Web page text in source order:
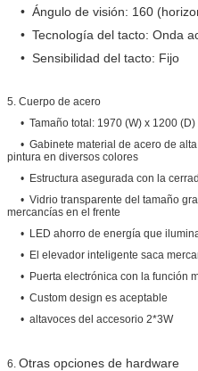
Deja
¡Te
• Ángulo de visión: 160
• Tecnología del tacto: Onda
• Sensibilidad del tacto: Fijo
5. Cuerpo de acero
• Tamaño total: 1970 (W) x 1200
• Gabinete material de acero de
pintura en diversos colores
• Estructura asegurada con la
• Vidrio transparente del tamaño
mercancías en el frente
• LED ahorro de energía que
• El elevador inteligente saca
• Puerta electrónica con la función
• Custom design es aceptable
• altavoces del accesorio 2*3W
6. Otras opciones de hardware